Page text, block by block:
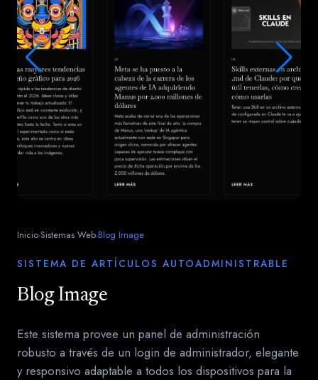
Inicio·Sistemas Web·Blog Image
SISTEMA DE ARTÍCULOS AUTOADMINISTRABLE
Blog Image
Este sistema provee un panel de administración
robusto a través de un login de administrador, elegante
y responsivo adaptable a todos los dispositivos para la